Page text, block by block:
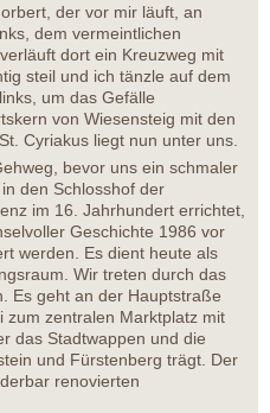
der vor mir läuft, an
dem vermeintlichen
dort ein Kreuzweg mit
steil und ich tänzle auf dem
um das Gefälle
von Wiesensteig mit den
Cyriakus liegt nun unter uns.
bevor uns ein schmaler
den Schlosshof der
im 16. Jahrhundert errichtet,
Geschichte 1986 vor
werden. Es dient heute als
Wir treten durch das
Es geht an der Hauptstraße
zum zentralen Marktplatz mit
das Stadtwappen und die
und Fürstenberg trägt. Der
renovierten